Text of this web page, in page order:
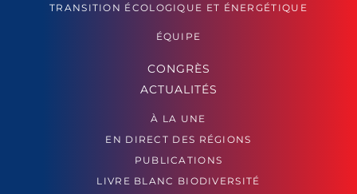
TRANSITION ÉCOLOGIQUE ET ÉNERGÉTIQUE
ÉQUIPE
CONGRÈS
ACTUALITÉS
À LA UNE
EN DIRECT DES RÉGIONS
PUBLICATIONS
LIVRE BLANC BIODIVERSITÉ